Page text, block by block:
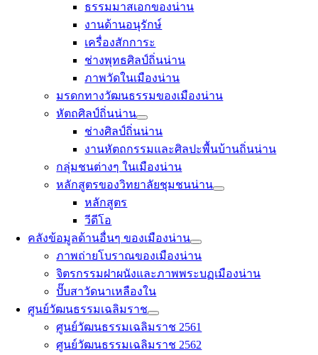
ธรรมมาสเอกของน่าน
งานด้านอนุรักษ์
เครื่องสักการะ
ช่างพุทธศิลป์ถิ่นน่าน
ภาพวัดในเมืองน่าน
มรดกทางวัฒนธรรมของเมืองน่าน
หัตถศิลป์ถิ่นน่าน
ช่างศิลป์ถิ่นน่าน
งานหัตถกรรมและศิลปะพื้นบ้านถิ่นน่าน
กลุ่มชนต่างๆ ในเมืองน่าน
หลักสูตรของวิทยาลัยชุมชนน่าน
หลักสูตร
วีดีโอ
คลังข้อมูลด้านอื่นๆ ของเมืองน่าน
ภาพถ่ายโบราณของเมืองน่าน
จิตรกรรมฝาผนังและภาพพระบฏเมืองน่าน
ปั๊บสาวัดนาเหลืองใน
ศูนย์วัฒนธรรมเฉลิมราช
ศูนย์วัฒนธรรมเฉลิมราช 2561
ศูนย์วัฒนธรรมเฉลิมราช 2562